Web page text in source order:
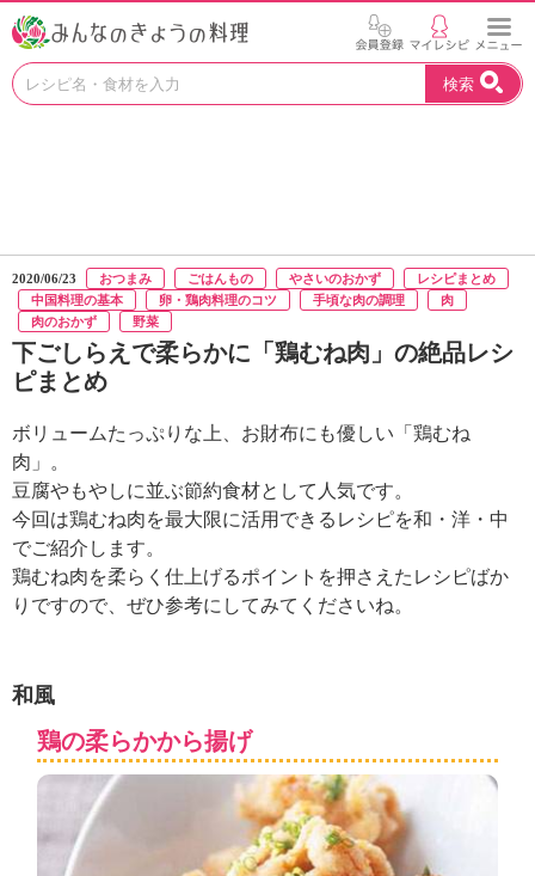
お
つ
け
よ
H
エ
デ
ケ
ー
シ
み
ん
な
の
き
ょ
検索
2020/06/23 おつまみ ごはんもの やさいのおかず
レシピまとめ
中国料理の基本
卵・鶏肉料理のコツ 手頃な肉の調理
肉
肉のおかず
野菜
下ごしらえで柔らかに「鶏むね肉」の絶品レシ
ピまとめ
ボリュームたっぷりな上、お財布にも優しい「鶏むね
肉」。
豆腐やもやしに並ぶ節約食材として人気です。
今回は鶏むね肉を最大限に活用できるレシピを和・洋・中
でご紹介します。
鶏むね肉を柔らく仕上げるポイントを押さえたレシピばか
りですので、ぜひ参考にしてみてくださいね。
和風
鶏の柔らかから揚げ